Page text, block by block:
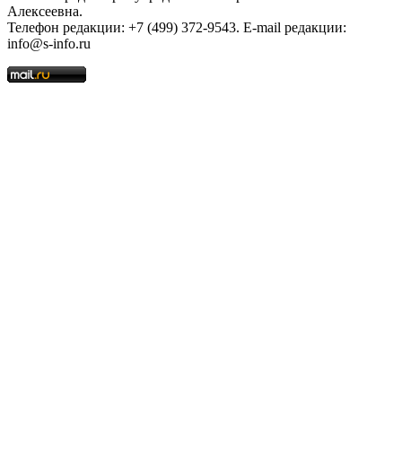
Алексеевна.
Телефон редакции: +7 (499) 372-9543. E-mail редакции:
info@s-info.ru